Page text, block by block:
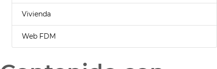
Vivienda
Web FDM